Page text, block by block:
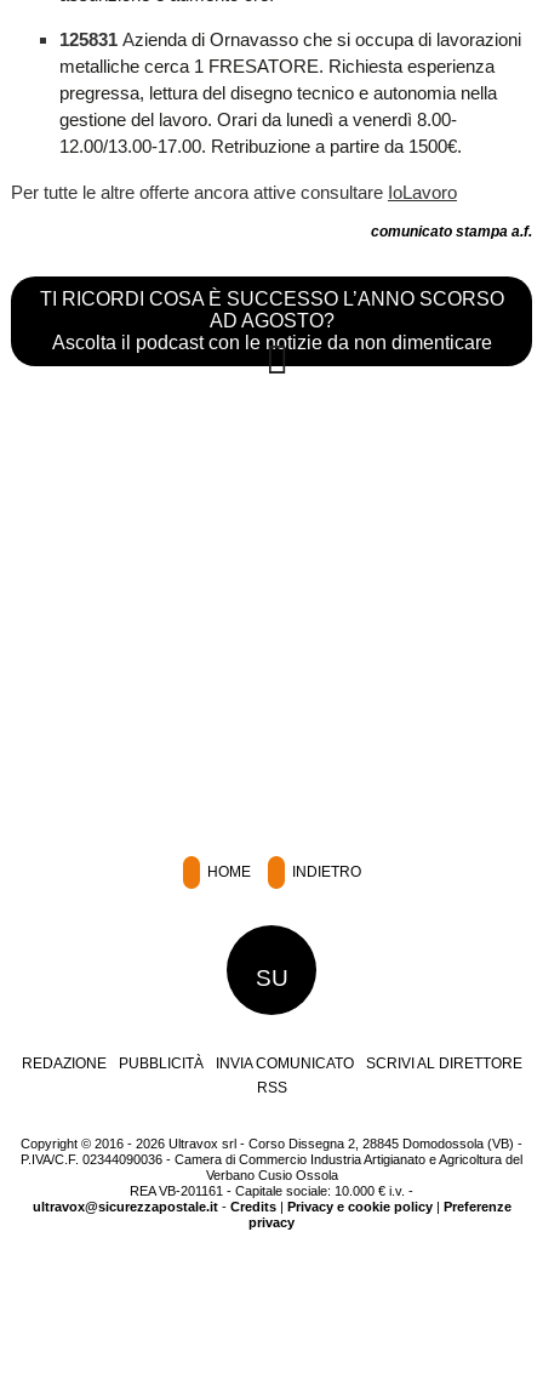
125831 Azienda di Ornavasso che si occupa di lavorazioni
metalliche cerca 1 FRESATORE. Richiesta esperienza
pregressa, lettura del disegno tecnico e autonomia nella
gestione del lavoro. Orari da lunedì a venerdì 8.00-
12.00/13.00-17.00. Retribuzione a partire da 1500€.
Per tutte le altre offerte ancora attive consultare IoLavoro
comunicato stampa a.f.
TI RICORDI COSA È SUCCESSO L’ANNO SCORSO
AD AGOSTO?
Ascolta il podcast con le notizie da non dimenticare
HOME INDIETRO
SU
REDAZIONE PUBBLICITÀ INVIA COMUNICATO
SCRIVI AL DIRETTORE
RSS
Copyright © 2016 - 2026 Ultravox srl - Corso Dissegna 2, 28845 Domodossola (VB) -
P.IVA/C.F. 02344090036 - Camera di Commercio Industria Artigianato e Agricoltura del
Verbano Cusio Ossola
REA VB-201161 - Capitale sociale: 10.000 € i.v. -
ultravox@sicurezzapostale.it- Credits| Privacy e cookie policy| Preferenze
privacy